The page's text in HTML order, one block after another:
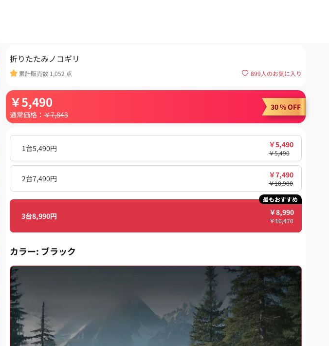
￥5,490
通常価格： ￥7,843
30 % OFF
折りたたみノコギリ
累計販売数 1,052 点 899人のお気に入り
1台5,490円 ￥5,490
￥5,490
2台7,490円 ￥10,980
￥7,490
3台8,990円 ￥16,470
￥8,990
最もおすすめ
カラー: ブラック